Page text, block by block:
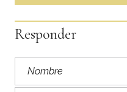
Responder